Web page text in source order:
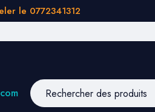
le 0772341312